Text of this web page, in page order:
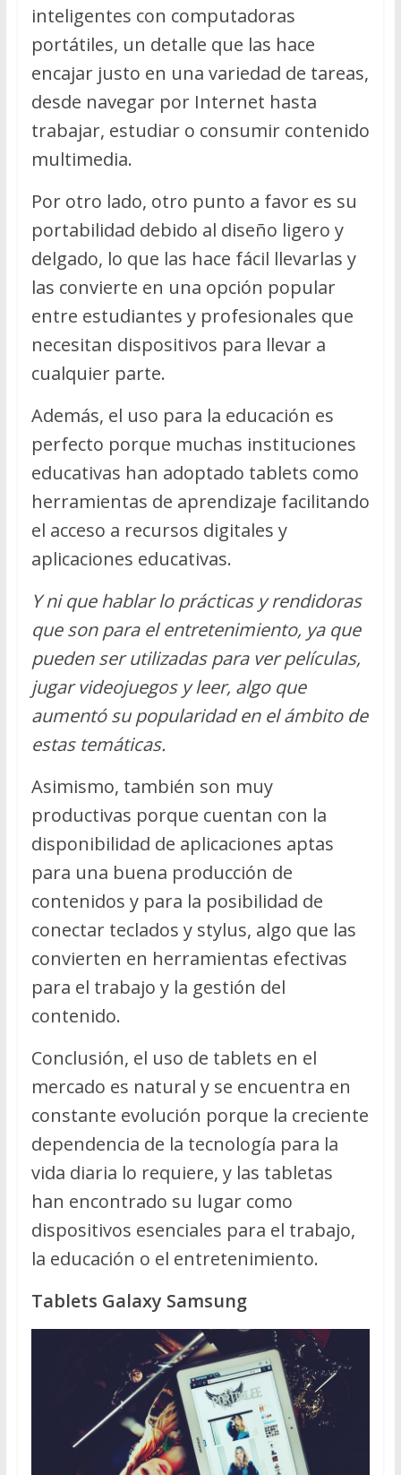
inteligentes con computadoras
portátiles, un detalle que las hace
encajar justo en una variedad de tareas,
desde navegar por Internet hasta
trabajar, estudiar o consumir contenido
multimedia.
Por otro lado, otro punto a favor es su
portabilidad debido al diseño ligero y
delgado, lo que las hace fácil llevarlas y
las convierte en una opción popular
entre estudiantes y profesionales que
necesitan dispositivos para llevar a
cualquier parte.
Además, el uso para la educación es
perfecto porque muchas instituciones
educativas han adoptado tablets como
herramientas de aprendizaje facilitando
el acceso a recursos digitales y
aplicaciones educativas.
Y ni que hablar lo prácticas y rendidoras
que son para el entretenimiento, ya que
pueden ser utilizadas para ver películas,
jugar videojuegos y leer, algo que
aumentó su popularidad en el ámbito de
estas temáticas.
Asimismo, también son muy
productivas porque cuentan con la
disponibilidad de aplicaciones aptas
para una buena producción de
contenidos y para la posibilidad de
conectar teclados y stylus, algo que las
convierten en herramientas efectivas
para el trabajo y la gestión del
contenido.
Conclusión, el uso de tablets en el
mercado es natural y se encuentra en
constante evolución porque la creciente
dependencia de la tecnología para la
vida diaria lo requiere, y las tabletas
han encontrado su lugar como
dispositivos esenciales para el trabajo,
la educación o el entretenimiento.
Tablets Galaxy Samsung